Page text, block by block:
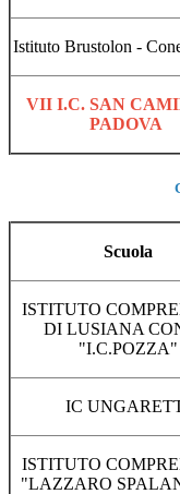
Istituto Brustolon -
VII I.C. SAN
PADOVA
Scuola
ISTITUTO
DI LUSIANA
"I.C.POZZA"
IC
ISTITUTO
"LAZZARO